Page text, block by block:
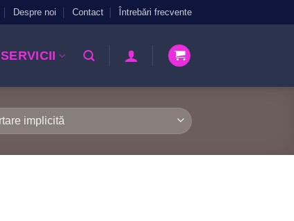
Despre noi Contact Întrebări frecvente
SERVICII